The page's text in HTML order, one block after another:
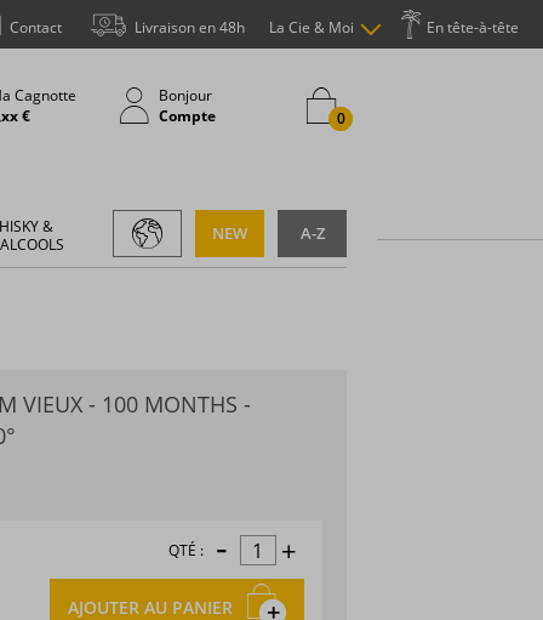
En tête-à-tête
La Cie & Moi
Livraison en 48h
Contact
Cagnotte
€
Bonjour
Compte
0
&
A-Z
NEW
VIEUX - 100 MONTHS -
QTÉ : - +
AJOUTER AU PANIER